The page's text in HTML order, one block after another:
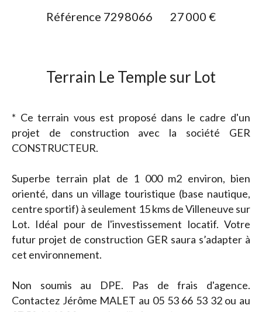
Référence 7298066 27 000 €
Terrain Le Temple sur Lot
* Ce terrain vous est proposé dans le cadre d'un
projet de construction avec la société GER
CONSTRUCTEUR.
Superbe terrain plat de 1 000 m2 environ, bien
orienté, dans un village touristique (base nautique,
centre sportif) à seulement 15 kms de Villeneuve sur
Lot. Idéal pour de l'investissement locatif. Votre
futur projet de construction GER saura s’adapter à
cet environnement.
Non soumis au DPE. Pas de frais d'agence.
Contactez Jérôme MALET au 05 53 66 53 32 ou au